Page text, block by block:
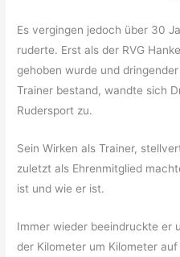
Es vergingen jedoch über 30
ruderte. Erst als der RVG
gehoben wurde und
Trainer bestand, wandte sich
Rudersport zu.
Sein Wirken als Trainer,
zuletzt als Ehrenmitglied
ist und wie er ist.
Immer wieder beeindruckte er
der Kilometer um Kilometer